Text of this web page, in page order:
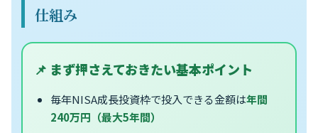
仕組み
📌 まず押さえておきたい基本ポイント
毎年NISA成長投資枠で投入できる金額は年間
240万円（最大5年間）